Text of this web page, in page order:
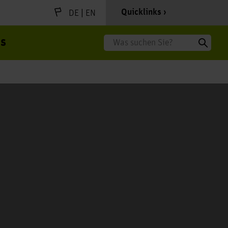
DE | EN Quicklinks
Suche